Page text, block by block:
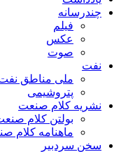
چندرسانه
فیلم
عکس
صوت
نفت
ملی مناطق
پتروشیمی
نشریه کلام صنعت
بولتن کلام
ماهنامه کلام
سخن سردبیر